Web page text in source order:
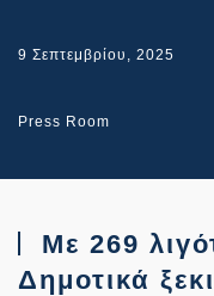
9 Σεπτεμβρίου, 2025
Press Room
Με 269
Δημοτικά